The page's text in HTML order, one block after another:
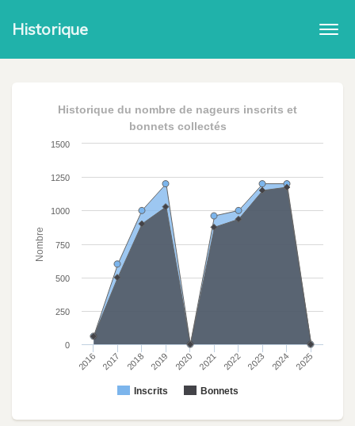
Historique
Nombre
Historique du nombre de nageurs inscrits et
bonnets collectés
Inscrits Bonnets
2016 2017 2018 2019 2020 2021 2022 2023 2024 2025
0
250
500
750
1000
1250
1500